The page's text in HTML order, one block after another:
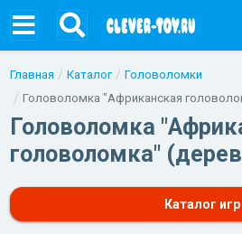
Главная Каталог
Головоломки
Головоломка "Африканская
Головоломка
головоломка"
Каталог игр